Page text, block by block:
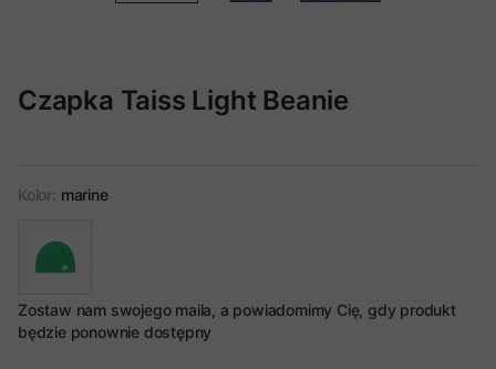
Czapka Taiss Light Beanie
Kolor: marine
Zostaw nam swojego maila, a powiadomimy Cię, gdy produkt
będzie ponownie dostępny